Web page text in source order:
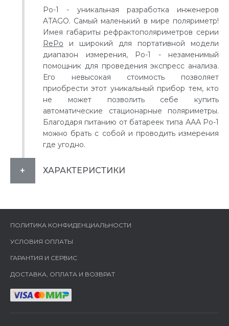
Po-1 - уникальная разработка инженеров
ATAGO. Самый маленький в мире поляриметр!
Имея габариты рефрактополяриметров серии
RePo и широкий для портативной модели
диапазон измерения, Po-1 - незаменимый
помощник для проведения экспресс анализа.
Его невысокая стоимость позволяет
приобрести этот уникальный прибор тем, кто
не может позволить себе купить
автоматические стационарные поляриметры.
Благодаря питанию от батареек типа ААА Po-1
можно брать с собой и проводить измерения
где угодно.
ХАРАКТЕРИСТИКИ
ПОЛИТИКА КОНФИДЕНЦИАЛЬНОСТИ
УСЛОВИЯ ОПЛАТЫ
ГАРАНТИЯ И СЕРВИС
ДОСТАВКА, ОПЛАТА И ВОЗВРАТ